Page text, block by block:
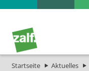
Startseite Aktuelles